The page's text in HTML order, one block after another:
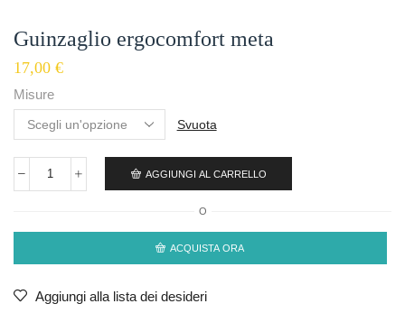
Guinzaglio ergocomfort meta
17,00 €
Misure
Svuota
AGGIUNGI AL CARRELLO
O
ACQUISTA ORA
Aggiungi alla lista dei desideri